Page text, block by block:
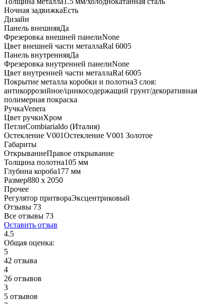
Ночная задвижкаЕсть
Дизайн
Панель внешняяДа
Фрезеровка внешней панелиNone
Цвет внешней части металлаRal 6005
Панель внутренняяДа
Фрезеровка внутренней панелиNone
Цвет внутренней части металлаRal 6005
Покрытие металла коробки и полотна3 слоя:
антикоррозийное/цинкосодержащий грунт/декоративная
полимерная покраска
РучкаVenera
Цвет ручкиХром
ПетлиCombiarialdo (Италия)
Остекление V001Остекление V001 Золотое
Габариты
ОткрываниеПравое открывание
Толщина полотна105 мм
Глубина короба177 мм
Размер880 x 2050
Прочее
Регулятор притвораЭксцентриковый
Отзывы 73
Все отзывы 73
Оставить отзыв
4.5
Общая оценка:
5
42 отзыва
4
26 отзывов
3
5 отзывов